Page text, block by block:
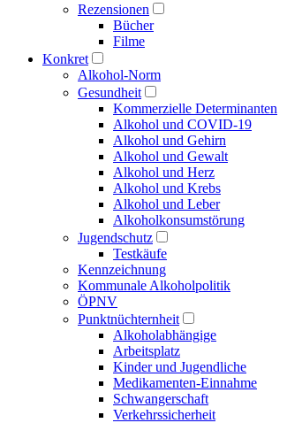
Rezensionen
Bücher
Filme
Konkret
Alkohol-Norm
Gesundheit
Kommerzielle Determinanten
Alkohol und COVID-19
Alkohol und Gehirn
Alkohol und Gewalt
Alkohol und Herz
Alkohol und Krebs
Alkohol und Leber
Alkoholkonsumstörung
Jugendschutz
Testkäufe
Kennzeichnung
Kommunale Alkoholpolitik
ÖPNV
Punktnüchternheit
Alkoholabhängige
Arbeitsplatz
Kinder und Jugendliche
Medikamenten-Einnahme
Schwangerschaft
Verkehrssicherheit